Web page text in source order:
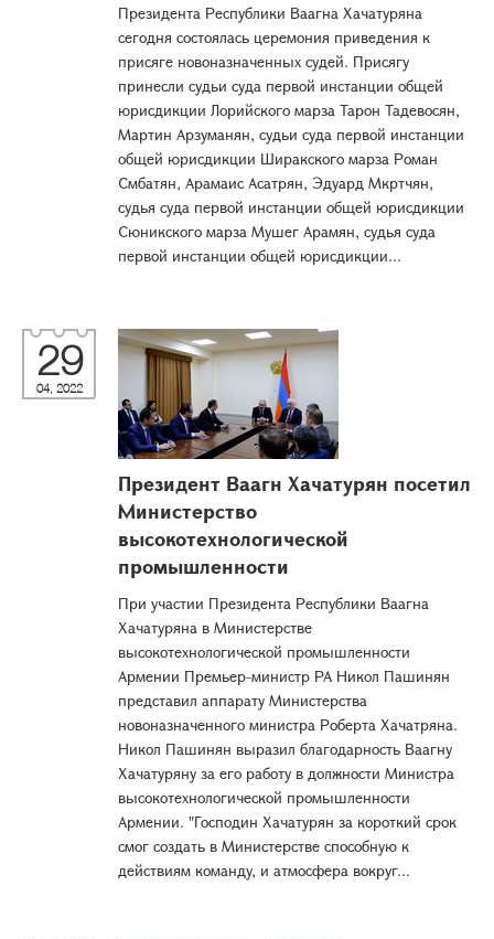
Президента Республики Ваагна Хачатуряна
сегодня состоялась церемония приведения к
присяге новоназначенных судей. Присягу
принесли судьи суда первой инстанции общей
юрисдикции Лорийского марза Тарон Тадевосян,
Мартин Арзуманян, судьи суда первой инстанции
общей юрисдикции Ширакского марза Роман
Смбатян, Арамаис Асатрян, Эдуард Мкртчян,
судья суда первой инстанции общей юрисдикции
Сюникского марза Мушег Арамян, судья суда
первой инстанции общей юрисдикции...
29
04, 2022
Президент Ваагн Хачатурян посетил
Министерство
высокотехнологической
промышленности
При участии Президента Республики Ваагна
Хачатуряна в Министерстве
высокотехнологической промышленности
Армении Премьер-министр РА Никол Пашинян
представил аппарату Министерства
новоназначенного министра Роберта Хачатряна.
Никол Пашинян выразил благодарность Ваагну
Хачатуряну за его работу в должности Министра
высокотехнологической промышленности
Армении. "Господин Хачатурян за короткий срок
смог создать в Министерстве способную к
действиям команду, и атмосфера вокруг...